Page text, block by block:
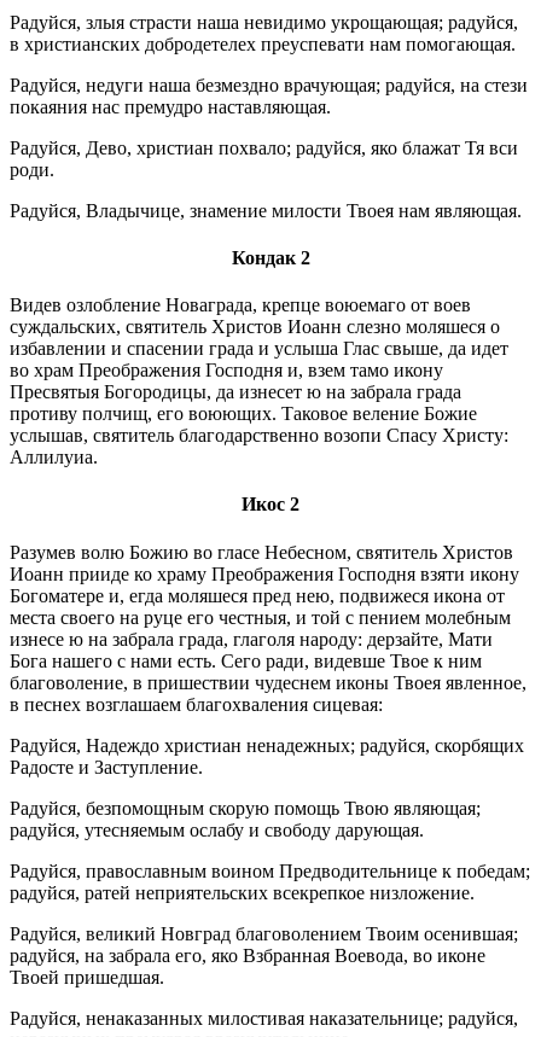
Радуйся, злыя страсти наша невидимо укрощающая; радуйся,
в христианских добродетелех преуспевати нам помогающая.
Радуйся, недуги наша безмездно врачующая; радуйся, на стези
покаяния нас премудро наставляющая.
Радуйся, Дево, христиан похвало; радуйся, яко блажат Тя вси
роди.
Радуйся, Владычице, знамение милости Твоея нам являющая.
Кондак 2
Видев озлобление Новаграда, крепце воюемаго от воев
суждальских, святитель Христов Иоанн слезно моляшеся о
избавлении и спасении града и услыша Глас свыше, да идет
во храм Преображения Господня и, взем тамо икону
Пресвятыя Богородицы, да изнесет ю на забрала града
противу полчищ, его воюющих. Таковое веление Божие
услышав, святитель благодарственно возопи Спасу Христу:
Аллилуиа.
Икос 2
Разумев волю Божию во гласе Небесном, святитель Христов
Иоанн прииде ко храму Преображения Господня взяти икону
Богоматере и, егда моляшеся пред нею, подвижеся икона от
места своего на руце его честныя, и той с пением молебным
изнесе ю на забрала града, глаголя народу: дерзайте, Мати
Бога нашего с нами есть. Сего ради, видевше Твое к ним
благоволение, в пришествии чудеснем иконы Твоея явленное,
в песнех возглашаем благохваления сицевая:
Радуйся, Надеждо христиан ненадежных; радуйся, скорбящих
Радосте и Заступление.
Радуйся, безпомощным скорую помощь Твою являющая;
радуйся, утесняемым ослабу и свободу дарующая.
Радуйся, православным воином Предводительнице к победам;
радуйся, ратей неприятельских всекрепкое низложение.
Радуйся, великий Новград благоволением Твоим осенившая;
радуйся, на забрала его, яко Взбранная Воевода, во иконе
Твоей пришедшая.
Радуйся, ненаказанных милостивая наказательнице; радуйся,